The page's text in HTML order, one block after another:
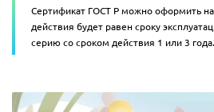
Сертификат ГОСТ Р можно оформить на
действия будет равен сроку
серию со сроком действия 1 или 3 года.